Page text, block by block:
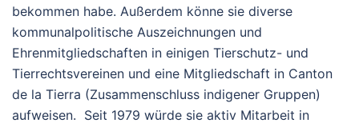
bekommen habe. Außerdem könne sie diverse
kommunalpolitische Auszeichnungen und
Ehrenmitgliedschaften in einigen Tierschutz- und
Tierrechtsvereinen und eine Mitgliedschaft in Canton
de la Tierra (Zusammenschluss indigener Gruppen)
aufweisen. Seit 1979 würde sie aktiv Mitarbeit in